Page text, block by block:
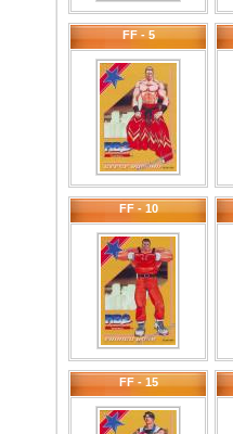
FF - 5
FF - 10
FF - 15